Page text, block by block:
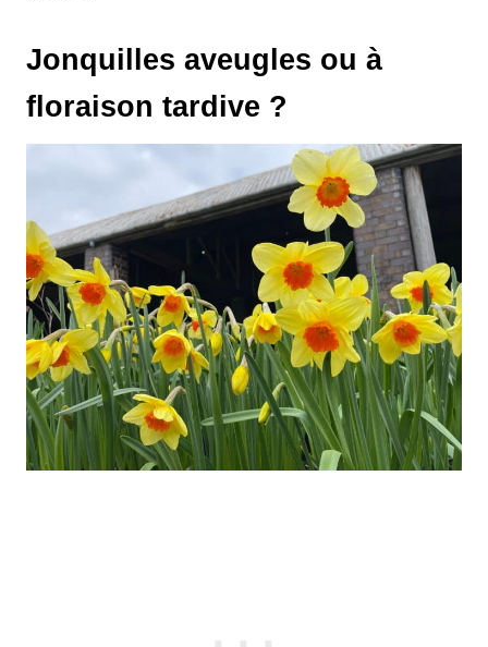
Jonquilles aveugles ou à
floraison tardive ?